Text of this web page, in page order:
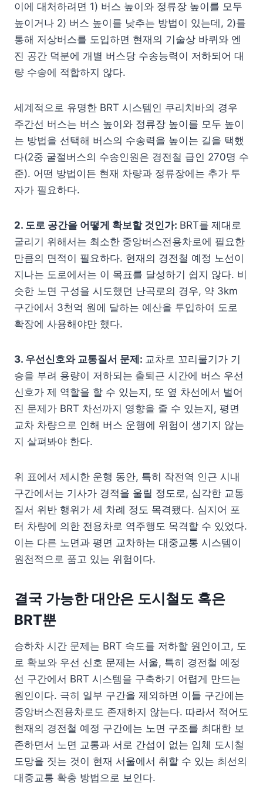
이에 대처하려면 1) 버스 높이와 정류장 높이를 모두
높이거나 2) 버스 높이를 낮추는 방법이 있는데, 2)를
통해 저상버스를 도입하면 현재의 기술상 바퀴와 엔
진 공간 덕분에 개별 버스당 수송능력이 저하되어 대
량 수송에 적합하지 않다.
세계적으로 유명한 BRT 시스템인 쿠리치바의 경우
주간선 버스는 버스 높이와 정류장 높이를 모두 높이
는 방법을 선택해 버스의 수송력을 높이는 길을 택했
다(2중 굴절버스의 수송인원은 경전철 급인 270명 수
준). 어떤 방법이든 현재 차량과 정류장에는 추가 투
자가 필요하다.
2. 도로 공간을 어떻게 확보할 것인가: BRT를 제대로
굴리기 위해서는 최소한 중앙버스전용차로에 필요한
만큼의 면적이 필요하다. 현재의 경전철 예정 노선이
지나는 도로에서는 이 목표를 달성하기 쉽지 않다. 비
슷한 노면 구성을 시도했던 난곡로의 경우, 약 3km
구간에서 3천억 원에 달하는 예산을 투입하여 도로
확장에 사용해야만 했다.
3. 우선신호와 교통질서 문제: 교차로 꼬리물기가 기
승을 부려 용량이 저하되는 출퇴근 시간에 버스 우선
신호가 제 역할을 할 수 있는지, 또 옆 차선에서 벌어
진 문제가 BRT 차선까지 영향을 줄 수 있는지, 평면
교차 차량으로 인해 버스 운행에 위험이 생기지 않는
지 살펴봐야 한다.
위 표에서 제시한 운행 동안, 특히 작전역 인근 시내
구간에서는 기사가 경적을 울릴 정도로, 심각한 교통
질서 위반 행위가 세 차례 정도 목격됐다. 심지어 포
터 차량에 의한 전용차로 역주행도 목격할 수 있었다.
이는 다른 노면과 평면 교차하는 대중교통 시스템이
원천적으로 품고 있는 위험이다.
결국 가능한 대안은 도시철도 혹은
BRT뿐
승하차 시간 문제는 BRT 속도를 저하할 원인이고, 도
로 확보와 우선 신호 문제는 서울, 특히 경전철 예정
선 구간에서 BRT 시스템을 구축하기 어렵게 만드는
원인이다. 극히 일부 구간을 제외하면 이들 구간에는
중앙버스전용차로도 존재하지 않는다. 따라서 적어도
현재의 경전철 예정 구간에는 노면 구조를 최대한 보
존하면서 노면 교통과 서로 간섭이 없는 입체 도시철
도망을 짓는 것이 현재 서울에서 취할 수 있는 최선의
대중교통 확충 방법으로 보인다.